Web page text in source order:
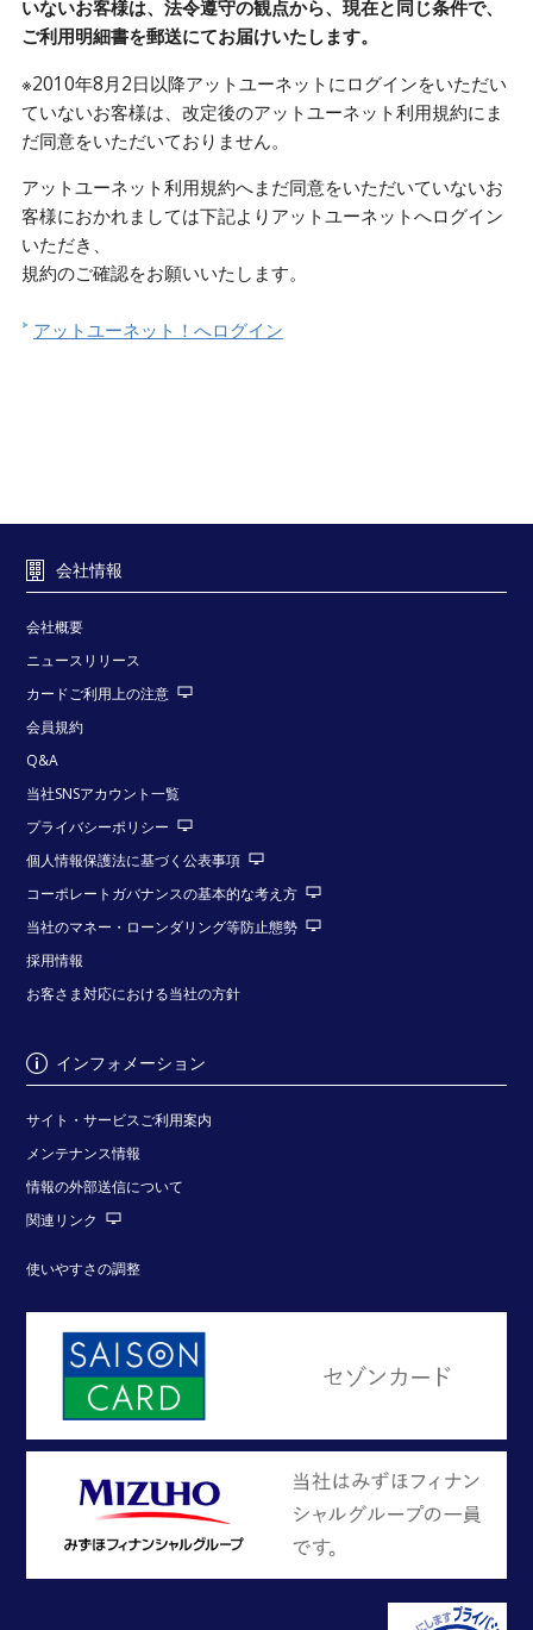
いないお客様は、法令遵守の観点から、現在と同じ条件で、
ご利用明細書を郵送にてお届けいたします。
※2010年8月2日以降アットユーネットにログインをいただい
ていないお客様は、改定後のアットユーネット利用規約にま
だ同意をいただいておりません。
アットユーネット利用規約へまだ同意をいただいていないお
客様におかれましては下記よりアットユーネットへログイン
いただき、
規約のご確認をお願いいたします。
アットユーネット！へログイン
会社情報
会社概要
ニュースリリース
カードご利用上の注意
会員規約
Q&A
当社SNSアカウント一覧
プライバシーポリシー
個人情報保護法に基づく公表事項
コーポレートガバナンスの基本的な考え方
当社のマネー・ローンダリング等防止態勢
採用情報
お客さま対応における当社の方針
インフォメーション
サイト・サービスご利用案内
メンテナンス情報
情報の外部送信について
関連リンク
使いやすさの調整